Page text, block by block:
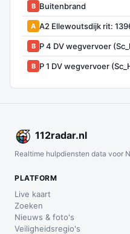
B Buitenbrand
A A2 Ellewoutsdijk rit:
B P 4 DV wegvervoer
B P 1 DV wegvervoer
112radar.nl
Realtime hulpdiensten data voor
PLATFORM
Live kaart
Zoeken
Nieuws & foto's
Veiligheidsregio's